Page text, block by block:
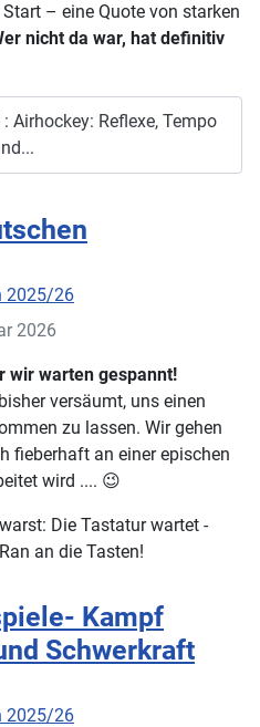
– eine Quote von starken
nicht da war, hat definitiv
Airhockey: Reflexe, Tempo
2025/26
2026
wir warten gespannt!
versäumt, uns einen
zu lassen. Wir gehen
fieberhaft an einer epischen
wird .... 😉
Die Tastatur wartet -
an die Tasten!
Kampf
Schwerkraft
2025/26